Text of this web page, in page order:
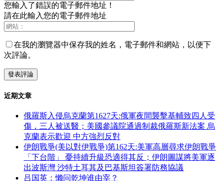
您輸入了錯誤的電子郵件地址！
請在此輸入您的電子郵件地址
在我的瀏覽器中保存我的姓名，電子郵件和網站，以便下
次評論。
近期文章
俄羅斯入侵烏克蘭第1627天:俄軍夜間襲擊基輔致四人受
傷，三人被送醫；美國參議院通過制裁俄羅斯新法案 烏
克蘭表示歡迎 中方強烈反對
伊朗戰爭(美以對伊戰爭)第162天:美軍高層尋求伊朗戰爭
「下台階」 憂持續升級恐適得其反；伊朗圖謀將美軍逐
出波斯灣 沙特土耳其及巴基斯坦簽署防務協議
吕国英：懒问乾坤谁由宰？